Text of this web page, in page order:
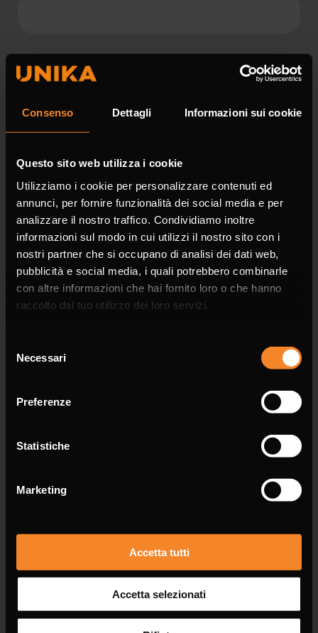
Consenso Dettagli Informazioni sui cookie
Questo sito web utilizza i cookie
Utilizziamo i cookie per personalizzare contenuti ed
annunci, per fornire funzionalità dei social media e per
analizzare il nostro traffico. Condividiamo inoltre
informazioni sul modo in cui utilizzi il nostro sito con i
nostri partner che si occupano di analisi dei dati web,
pubblicità e social media, i quali potrebbero combinarle
con altre informazioni che hai fornito loro o che hanno
raccolto dal tuo utilizzo dei loro servizi.
delNecessari
Preferenze
Statistiche
Marketing
Accetta tutti
Accetta selezionati
Surname *
Company
Phone
Email *